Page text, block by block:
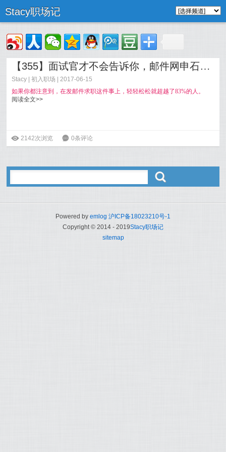
Stacy职场记
【355】面试官才不会告诉你，邮件网申石沉大海的10个原因
Stacy |初入职场
| 2017-06-15
如果你都注意到，在发邮件求职这件事上，轻轻松松就超越了83%的人。
阅读全文>>
ė 2142次浏览 6 0条评论
ő
Powered by emlog 沪ICP备18023210号-1
Copyright © 2014 - 2019Stacy职场记
sitemap